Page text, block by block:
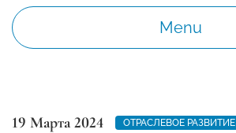
Menu
19 Марта 2024
ОТРАСЛЕВОЕ РАЗВИТИЕ